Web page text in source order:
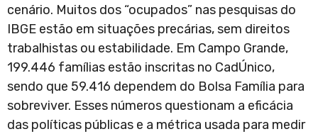
cenário. Muitos dos “ocupados” nas pesquisas do
IBGE estão em situações precárias, sem direitos
trabalhistas ou estabilidade. Em Campo Grande,
199.446 famílias estão inscritas no CadÚnico,
sendo que 59.416 dependem do Bolsa Família para
sobreviver. Esses números questionam a eficácia
das políticas públicas e a métrica usada para medir